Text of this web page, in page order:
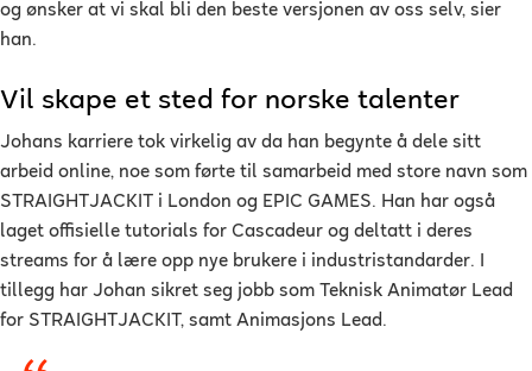
og ønsker at vi skal bli den beste versjonen av oss selv, sier
han.
Vil skape et sted for norske talenter
Johans karriere tok virkelig av da han begynte å dele sitt
arbeid online, noe som førte til samarbeid med store navn som
STRAIGHTJACKIT i London og EPIC GAMES. Han har også
laget offisielle tutorials for Cascadeur og deltatt i deres
streams for å lære opp nye brukere i industristandarder. I
tillegg har Johan sikret seg jobb som Teknisk Animatør Lead
for STRAIGHTJACKIT, samt Animasjons Lead.